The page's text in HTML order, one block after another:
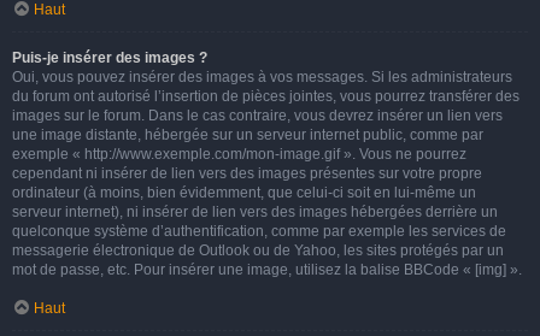
Haut
Puis-je insérer des images ?
Oui, vous pouvez insérer des images à vos messages. Si les administrateurs
du forum ont autorisé l’insertion de pièces jointes, vous pourrez transférer des
images sur le forum. Dans le cas contraire, vous devrez insérer un lien vers
une image distante, hébergée sur un serveur internet public, comme par
exemple « http://www.exemple.com/mon-image.gif ». Vous ne pourrez
cependant ni insérer de lien vers des images présentes sur votre propre
ordinateur (à moins, bien évidemment, que celui-ci soit en lui-même un
serveur internet), ni insérer de lien vers des images hébergées derrière un
quelconque système d’authentification, comme par exemple les services de
messagerie électronique de Outlook ou de Yahoo, les sites protégés par un
mot de passe, etc. Pour insérer une image, utilisez la balise BBCode « [img] ».
Haut